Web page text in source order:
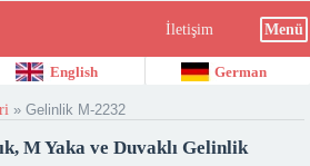
İletişim Menü
English German
» Gelinlik M-2232
M Yaka ve Duvaklı Gelinlik